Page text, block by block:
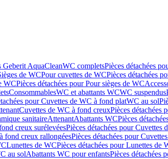
Geberit AquaCleanWC completsPièces détachées
de WCPour cuvettes de WCPièces détachées
WCPièces détachées pour Pour sièges de WC
ConsommablesWC et abattants WCWC suspendus
pour Cuvettes de WC à fond platWC au sol
Cuvettes de WC à fond creuxPièces détachées
sanitaireAttenantAbattants WCPièces
creux surélevéesPièces détachées pour Cuvettes
fond creux rallongéesPièces détachées pour
Lunettes de WCPièces détachées pour Lunettes de
au solAbattants WC pour enfantsPièces détachées